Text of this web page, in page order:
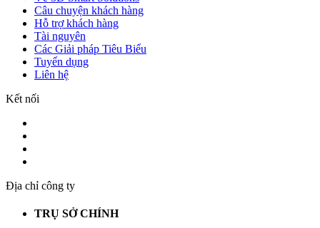
Câu chuyện khách hàng
Hỗ trợ khách hàng
Tài nguyên
Các Giải pháp Tiêu Biểu
Tuyển dụng
Liên hệ
Kết nối
Địa chỉ công ty
TRỤ SỞ CHÍNH